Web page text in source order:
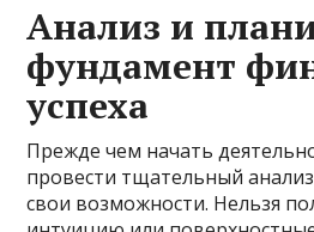
Анализ и
фундамент
успеха
Прежде чем начать
провести тщательный
свои возможности. Нельзя